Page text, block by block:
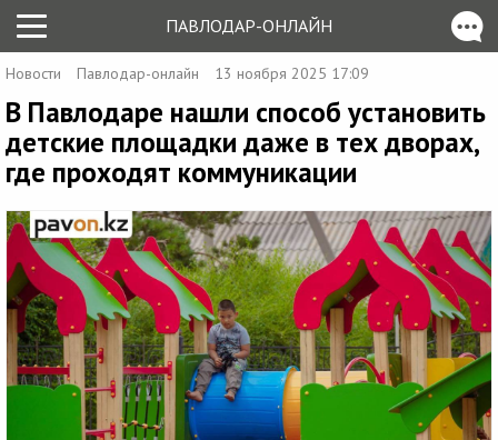
ПАВЛОДАР-ОНЛАЙН
Новости Павлодар-онлайн 13 ноября 2025 17:09
В Павлодаре нашли способ установить
детские площадки даже в тех дворах,
где проходят коммуникации